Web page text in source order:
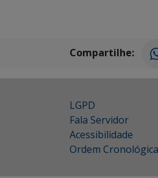
Compartilhe:
LGPD
Fala Servidor
Acessibilidade
Ordem